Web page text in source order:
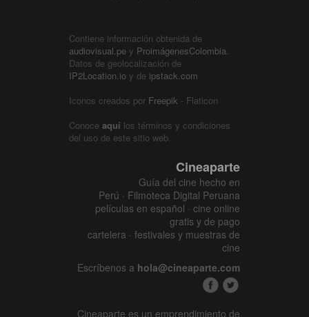
Contiene información obtenida de
audiovisual.pe y ProimágenesColombia.
Datos de geolocalización de
IP2Location.io y de ipstack.com
Iconos creados por Freepik - Flaticon
Conoce aquí los términos y condiciones
del uso de este sitio web.
Cineaparte
Guía del cine hecho en
Perú · Filmoteca Digital Peruana
películas en español · cine online
gratis y de pago
cartelera · festivales y muestras de
cine
Escríbenos a hola@cineaparte.com
Cineaparte es un emprendimiento de